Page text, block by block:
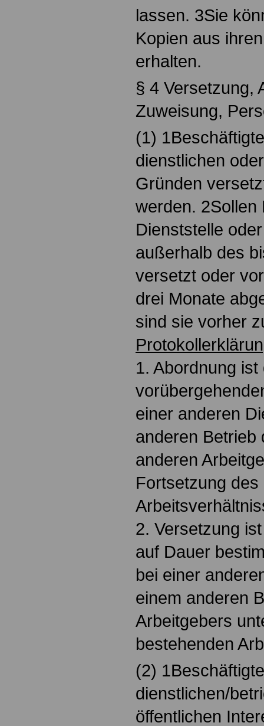
lassen. 3Sie
Kopien aus
erhalten.
§ 4 Versetzung,
Zuweisung,
(1)
dienstlichen
Gründen
werden. 2Sollen
Dienststelle
außerhalb des
versetzt oder
drei Monate
sind sie vorher
1. Abordnung
einer anderen
anderen Betrieb
anderen
Fortsetzung
2. Versetzung
auf Dauer
bei einer
einem anderen
Arbeitgebers
bestehenden
(2)
dienstlichen/
öffentlichen